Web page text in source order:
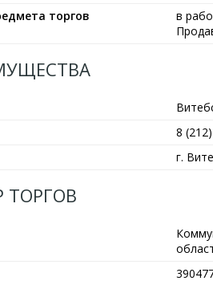
торгов
в
8
г.
ТОРГОВ